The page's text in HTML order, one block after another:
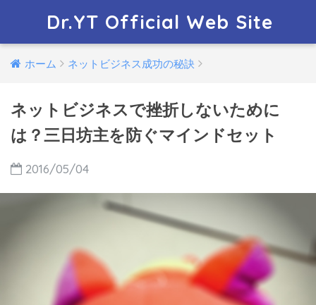
Dr.YT Official Web Site
ホーム ネットビジネス成功の秘訣
ネットビジネスで挫折しないために
は？三日坊主を防ぐマインドセット
2016/05/04